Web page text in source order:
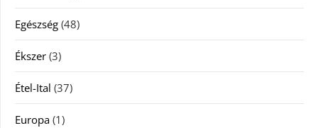
Egészség (48)
Ékszer (3)
Étel-Ital (37)
Europa (1)